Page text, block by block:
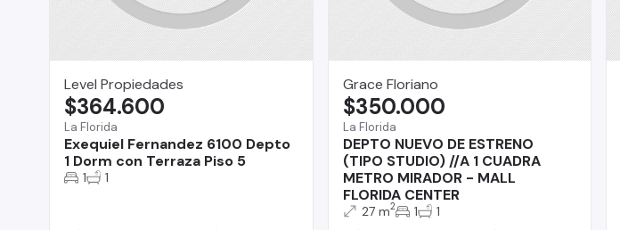
Level Propiedades
La Florida
Exequiel Fernandez 6100 Depto
1 Dorm con Terraza Piso 5
$364.600
1 1
Grace Floriano
La Florida
DEPTO NUEVO DE ESTRENO
(TIPO STUDIO) //A 1 CUADRA
METRO MIRADOR - MALL
FLORIDA CENTER
$350.000
27 m2 1 1